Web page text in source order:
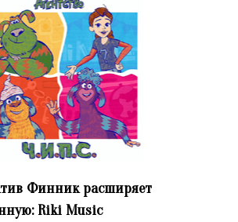
Финник расширяет
Riki Music